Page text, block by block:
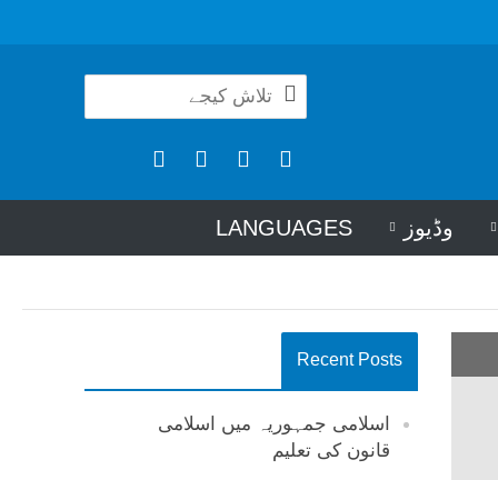
وڈیوز LANGUAGES
Recent Posts
اسلامی جمہوریہ میں اسلامی
قانون کی تعلیم